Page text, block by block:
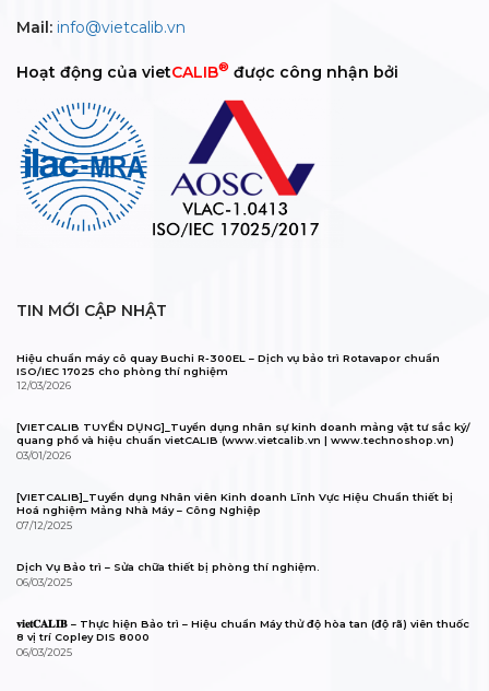
Mail: info@vietcalib.vn
Hoạt động của vietCALIB® được công nhận bởi
TIN MỚI CẬP NHẬT
Hiệu chuẩn máy cô quay Buchi R-300EL – Dịch vụ bảo trì Rotavapor chuẩn
ISO/IEC 17025 cho phòng thí nghiệm
12/03/2026
[VIETCALIB TUYỂN DỤNG]_Tuyển dụng nhân sự kinh doanh mảng vật tư sắc ký/
quang phổ và hiệu chuẩn vietCALIB (www.vietcalib.vn | www.technoshop.vn)
03/01/2026
[VIETCALIB]_Tuyển dụng Nhân viên Kinh doanh Lĩnh Vực Hiệu Chuẩn thiết bị
Hoá nghiệm Mảng Nhà Máy – Công Nghiệp
07/12/2025
Dịch Vụ Bảo trì – Sửa chữa thiết bị phòng thí nghiệm.
06/03/2025
𝐯𝐢𝐞𝐭𝐂𝐀𝐋𝐈𝐁 – Thực hiện Bảo trì – Hiệu chuẩn Máy thử độ hòa tan (độ rã) viên thuốc
8 vị trí Copley DIS 8000
06/03/2025